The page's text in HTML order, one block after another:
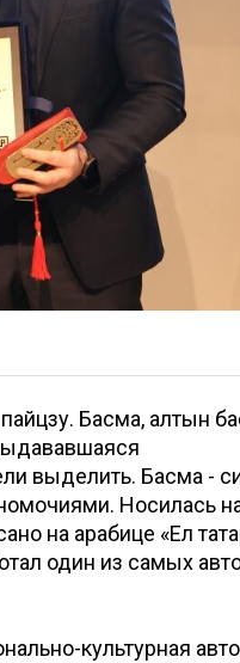
Басма, алтын
выделить. Басма -
Носилась
на арабице «Ел
один из самых
культурная